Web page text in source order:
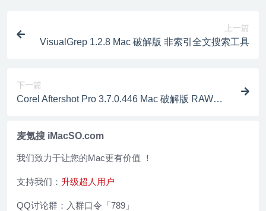
上一篇
VisualGrep 1.2.8 Mac 破解版 非索引全文搜索工具
下一篇
Corel Aftershot Pro 3.7.0.446 Mac 破解版 RAW照
麦氪搜 iMacSO.com
我们致力于让您的Mac更有价值 ！
支持我们： 升级超人用户
QQ讨论群：入群口令「789」